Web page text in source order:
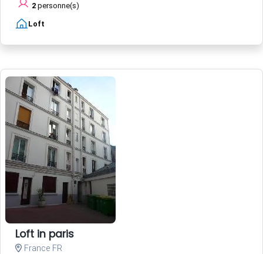
2 personne(s)
Loft
Loft in paris
France FR